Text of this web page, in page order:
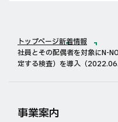
トップページ新着情報
社員とその配偶者を対象にN-
定する検査）を導入（
事業案内